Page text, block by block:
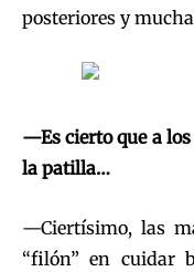
posteriores y
—Es cierto que a
la patilla…
—Ciertísimo, las
“filón” en cuidar